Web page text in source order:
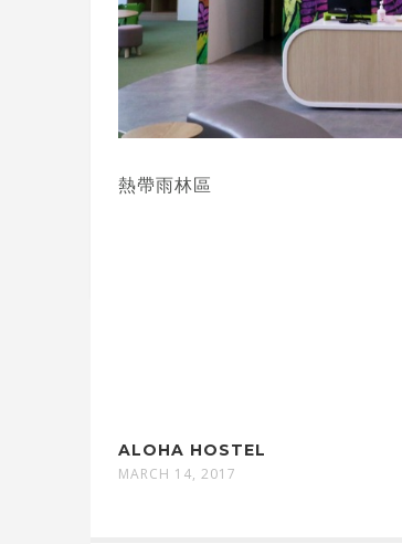
熱帶雨林區
ALOHA HOSTEL
MARCH 14, 2017